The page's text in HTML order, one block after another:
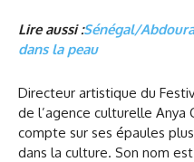
Lire aussi :Sénégal/
dans la peau
Directeur artistique du
de l’agence culturelle Anya
compte sur ses épaules
dans la culture. Son nom